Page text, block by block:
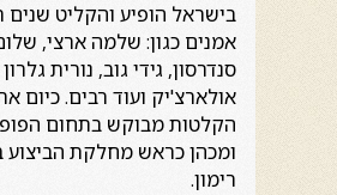
בישראל הופיע והקליט שנים
אמנים כגון: שלמה ארצי,
סנדרסון, גידי גוב, נורית
אולארצ'יק ועוד רבים. כיום
הקלטות מבוקש בתחום
ומכהן כראש מחלקת הביצוע
רימון.